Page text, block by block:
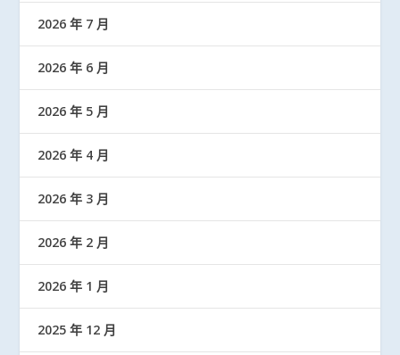
2026 年 7 月
2026 年 6 月
2026 年 5 月
2026 年 4 月
2026 年 3 月
2026 年 2 月
2026 年 1 月
2025 年 12 月